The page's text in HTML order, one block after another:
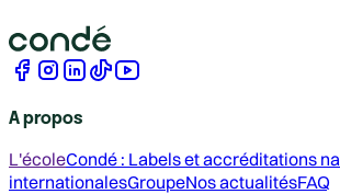
A propos
L'écoleCondé : Labels et accréditations
internationalesGroupeNos actualitésFAQ